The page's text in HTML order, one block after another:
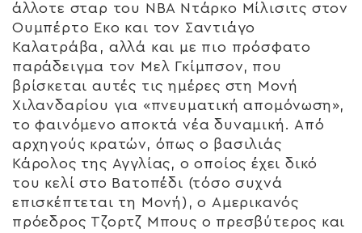
άλλοτε σταρ του NBA Ντάρκο Μίλισιτς στον
Ουμπέρτο Εκο και τον Σαντιάγο
Καλατράβα, αλλά και με πιο πρόσφατο
παράδειγμα τον Μελ Γκίμπσον, που
βρίσκεται αυτές τις ημέρες στη Μονή
Χιλανδαρίου για «πνευματική απομόνωση»,
το φαινόμενο αποκτά νέα δυναμική. Από
αρχηγούς κρατών, όπως ο βασιλιάς
Κάρολος της Αγγλίας, ο οποίος έχει δικό
του κελί στο Βατοπέδι (τόσο συχνά
επισκέπτεται τη Μονή), ο Αμερικανός
πρόεδρος Τζορτζ Μπους ο πρεσβύτερος και